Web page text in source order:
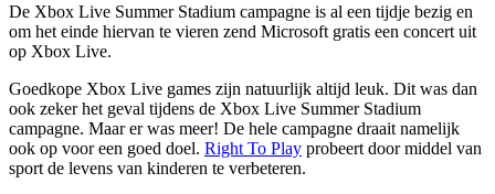
De Xbox Live Summer Stadium campagne is al een tijdje bezig en
om het einde hiervan te vieren zend Microsoft gratis een concert uit
op Xbox Live.
Goedkope Xbox Live games zijn natuurlijk altijd leuk. Dit was dan
ook zeker het geval tijdens de Xbox Live Summer Stadium
campagne. Maar er was meer! De hele campagne draait namelijk
ook op voor een goed doel. Right To Play probeert door middel van
sport de levens van kinderen te verbeteren.